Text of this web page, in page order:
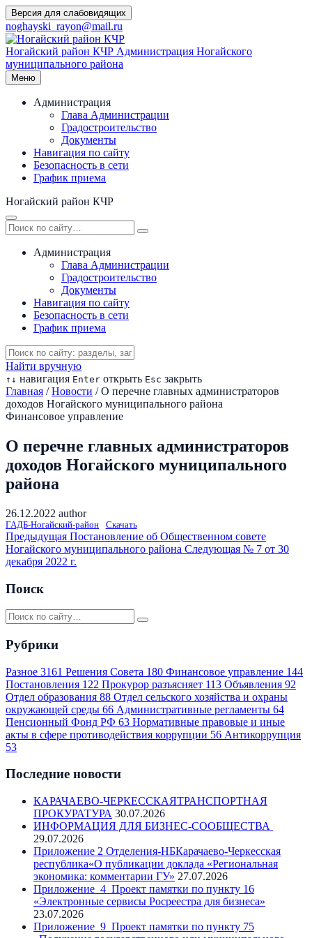
Перейти
к
содержимому
Версия для слабовидящих
noghayski_rayon@mail.ru
Ногайский район КЧР Администрация Ногайского
муниципального района
Меню
Администрация
Глава Администрации
Градостроительство
Документы
Навигация по сайту
Безопасность в сети
График приема
Ногайский район КЧР
Администрация
Глава Администрации
Градостроительство
Документы
Навигация по сайту
Безопасность в сети
График приема
Найти вручную
↑ ↓ навигация Enter открыть Esc закрыть
Главная / Новости / О перечне главных администраторов
доходов Ногайского муниципального района
Финансовое управление
О перечне главных администраторов
доходов Ногайского муниципального
района
26.12.2022 author
ГАДБ-Ногайский-район Скачать
Предыдущая Постановление об Общественном совете
Ногайского муниципального района Следующая № 7 от 30
декабря 2022 г.
Поиск
Рубрики
Разное 3161 Решения Совета 180 Финансовое управление 144
Постановления 122 Прокурор разъясняет 113 Объявления 92
Отдел образования 88 Отдел сельского хозяйства и охраны
окружающей среды 66 Административные регламенты 64
Пенсионный Фонд РФ 63 Нормативные правовые и иные
акты в сфере противодействия коррупции 56 Антикоррупция
53
Последние новости
КАРАЧАЕВО-ЧЕРКЕССКАЯТРАНСПОРТНАЯ
ПРОКУРАТУРА 30.07.2026
ИНФОРМАЦИЯ ДЛЯ БИЗНЕС-СООБЩЕСТВА
29.07.2026
Приложение 2 Отделения-НБКарачаево-Черкесская
республика«О публикации доклада «Региональная
экономика: комментарии ГУ» 27.07.2026
Приложение_4_Проект памятки по пункту 16
«Электронные сервисы Росреестра для бизнеса»
23.07.2026
Приложение_9_Проект памятки по пункту 75